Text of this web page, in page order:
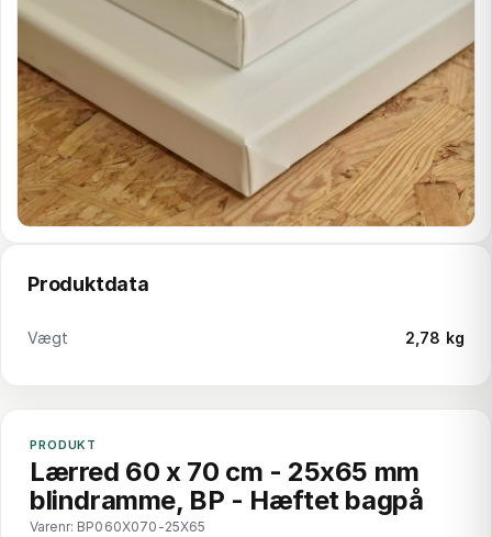
Produktdata
Vægt 2,78 kg
PRODUKT
Lærred 60 x 70 cm - 25x65 mm
blindramme, BP - Hæftet bagpå
Varenr: BP060X070-25X65